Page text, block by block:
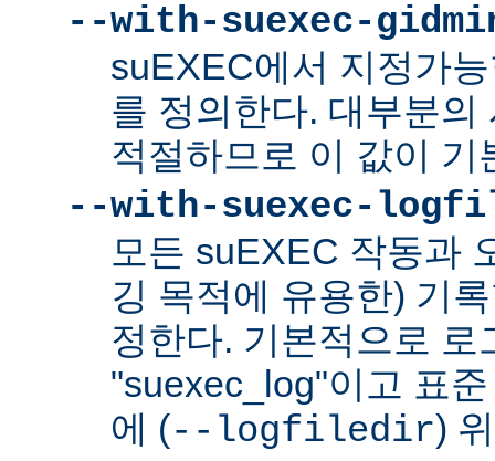
--with-suexec-
suEXEC에서 지정가
를 정의한다. 대부분의
적절하므로 이 값이 기
--with-suexec-
모든 suEXEC 작동과
깅 목적에 유용한) 기
정한다. 기본적으로 로
"suexec_log"이고 표
에 (--logfiledir)